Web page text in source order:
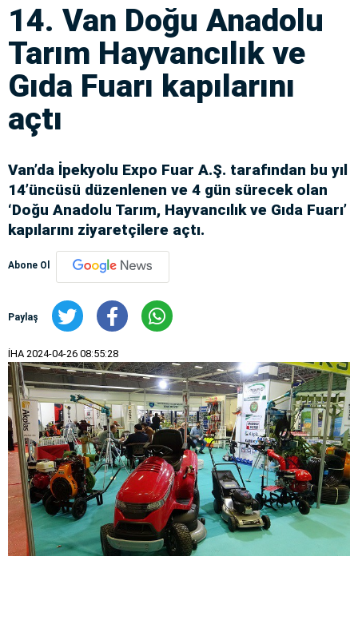
14. Van Doğu Anadolu
Tarım Hayvancılık ve
Gıda Fuarı kapılarını
açtı
Van’da İpekyolu Expo Fuar A.Ş. tarafından bu yıl
14’üncüsü düzenlenen ve 4 gün sürecek olan
‘Doğu Anadolu Tarım, Hayvancılık ve Gıda Fuarı’
kapılarını ziyaretçilere açtı.
Abone Ol
Paylaş
İHA 2024-04-26 08:55:28